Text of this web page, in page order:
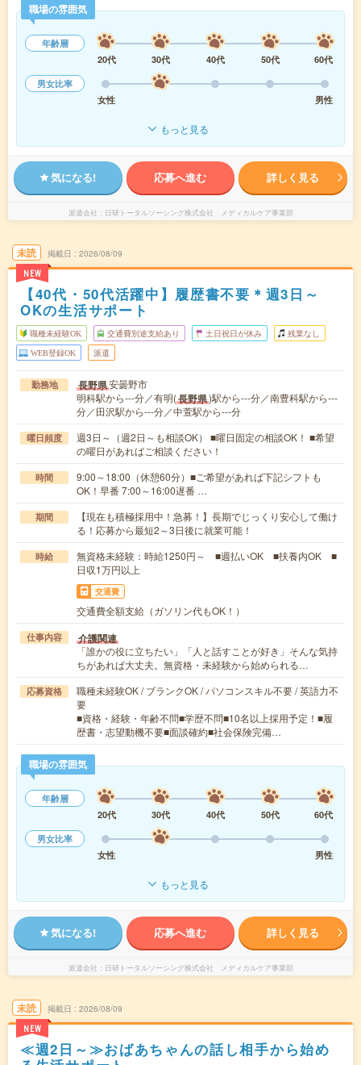
職場の雰囲気
年齢層
20代
30代 40代 50代
60代
男女比率
女性
男性
もっと見る
気になる! 応募へ進む 詳しく見る
派遣会社 日研トータルソーシング株式会社 メディカルケア事業部
未読
NEW
掲載日 2026/08/09
【40代・50代活躍中】履歴書不要＊週3日～
OKの生活サポート
職種未経験OK 交通費別途支給あり 土日祝日が休み 残業なし
WEB登録OK 派遣
勤務地 長野県安曇野市
明科駅から---分／有明(長野県)駅から---分／南豊科駅から---
分／田沢駅から---分／中萱駅から---分
曜日頻度
週3日～（週2日～も相談OK） ■曜日固定の相談OK！ ■希望
の曜日があればご相談ください！
時間
9:00～18:00（休憩60分）■ご希望があれば下記シフトも
OK！早番 7:00～16:00遅番 …
期間
【現在も積極採用中！急募！】長期でじっくり安心して働け
る！応募から最短2～3日後に就業可能！
時給
無資格未経験：時給1250円～ ■週払いOK ■扶養内OK ■
日収1万円以上
交通費
交通費全額支給（ガソリン代もOK！）
仕事内容 介護関連
「誰かの役に立ちたい」「人と話すことが好き」そんな気持
ちがあれば大丈夫。無資格・未経験から始められる…
応募資格
職種未経験OK / ブランクOK / パソコンスキル不要 / 英語力不
要
■資格・経験・年齢不問■学歴不問■10名以上採用予定！■履
歴書・志望動機不要■面談確約■社会保険完備…
職場の雰囲気
年齢層
20代
30代 40代 50代
60代
男女比率
女性
男性
もっと見る
気になる! 応募へ進む 詳しく見る
派遣会社 日研トータルソーシング株式会社 メディカルケア事業部
未読
NEW
掲載日 2026/08/09
≪週2日～≫おばあちゃんの話し相手から始め